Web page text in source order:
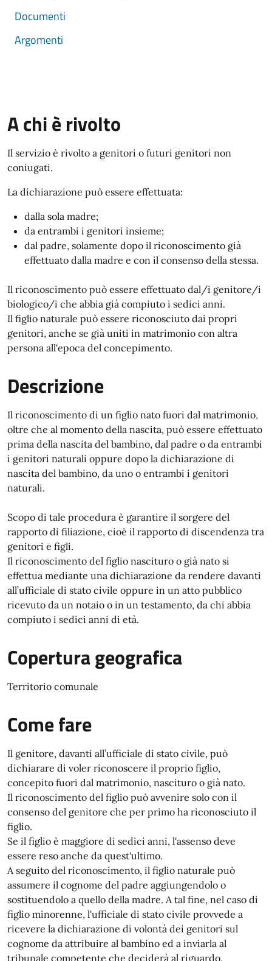
Documenti
Argomenti
A chi è rivolto
Il servizio è rivolto a genitori o futuri genitori non
coniugati.
La dichiarazione può essere effettuata:
dalla sola madre;
da entrambi i genitori insieme;
dal padre, solamente dopo il riconoscimento già
effettuato dalla madre e con il consenso della stessa.
Il riconoscimento può essere effettuato dal/i genitore/i
biologico/i che abbia già compiuto i sedici anni.
Il figlio naturale può essere riconosciuto dai propri
genitori, anche se già uniti in matrimonio con altra
persona all'epoca del concepimento.
Descrizione
Il riconoscimento di un figlio nato fuori dal matrimonio,
oltre che al momento della nascita, può essere effettuato
prima della nascita del bambino, dal padre o da entrambi
i genitori naturali oppure dopo la dichiarazione di
nascita del bambino, da uno o entrambi i genitori
naturali.
Scopo di tale procedura è garantire il sorgere del
rapporto di filiazione, cioè il rapporto di discendenza tra
genitori e figli.
Il riconoscimento del figlio nascituro o già nato si
effettua mediante una dichiarazione da rendere davanti
all’ufficiale di stato civile oppure in un atto pubblico
ricevuto da un notaio o in un testamento, da chi abbia
compiuto i sedici anni di età.
Copertura geografica
Territorio comunale
Come fare
Il genitore, davanti all’ufficiale di stato civile, può
dichiarare di voler riconoscere il proprio figlio,
concepito fuori dal matrimonio, nascituro o già nato.
Il riconoscimento del figlio può avvenire solo con il
consenso del genitore che per primo ha riconosciuto il
figlio.
Se il figlio è maggiore di sedici anni, l'assenso deve
essere reso anche da quest'ultimo.
A seguito del riconoscimento, il figlio naturale può
assumere il cognome del padre aggiungendolo o
sostituendolo a quello della madre. A tal fine, nel caso di
figlio minorenne, l'ufficiale di stato civile provvede a
ricevere la dichiarazione di volontà dei genitori sul
cognome da attribuire al bambino ed a inviarla al
tribunale competente che deciderà al riguardo.